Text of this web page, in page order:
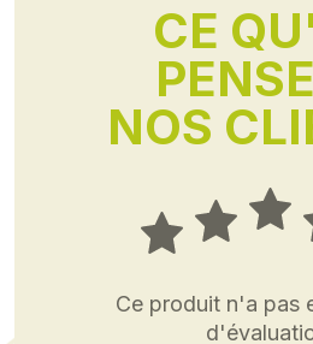
CE
NOS
Ce produit n'a pas